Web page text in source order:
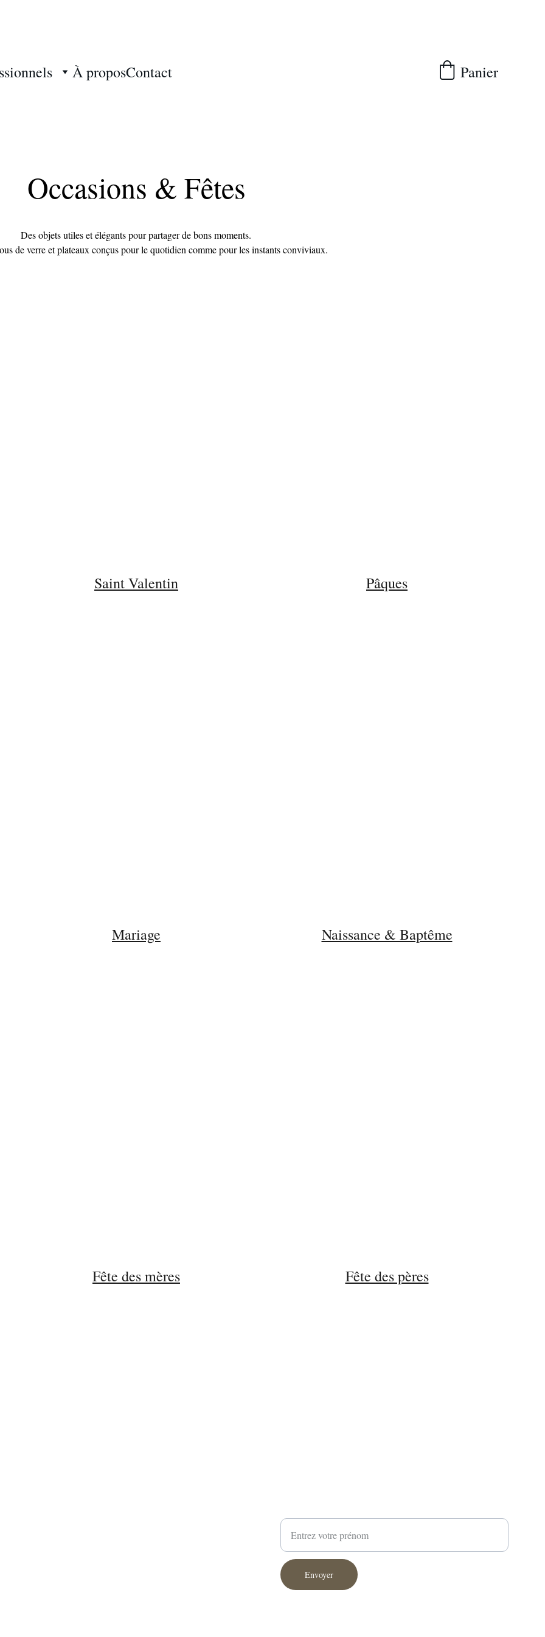
À proposContact Panier
Occasions & Fêtes
Des objets utiles et élégants pour partager de bons moments.
de verre et plateaux conçus pour le quotidien comme pour les instants conviviaux.
Pâques
Mariage Naissance & Baptême
Fête des mères Fête des pères
Saint Valentin
Envoyer